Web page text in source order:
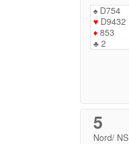
♠ D754
♥ D9432
♦ 853
♣ 2
5
Nord/ NS